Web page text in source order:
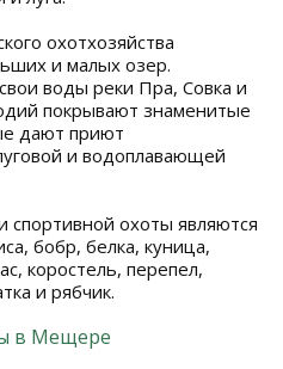
охотхозяйства
и малых озер.
воды реки Пра, Совка и
покрывают знаменитые
дают приют
и водоплавающей
охоты являются
бобр, белка, куница,
коростель, перепел,
и рябчик.
в Мещере